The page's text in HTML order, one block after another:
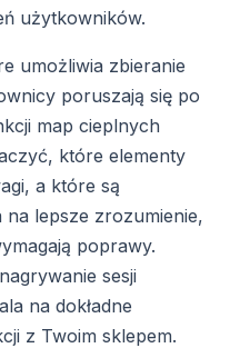
użytkowników.
umożliwia zbieranie
poruszają się po
map cieplnych
które elementy
a które są
lepsze zrozumienie,
poprawy.
sesji
na dokładne
z Twoim sklepem.